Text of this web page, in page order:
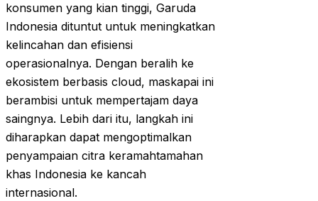
konsumen yang kian tinggi, Garuda
Indonesia dituntut untuk meningkatkan
kelincahan dan efisiensi
operasionalnya. Dengan beralih ke
ekosistem berbasis cloud, maskapai ini
berambisi untuk mempertajam daya
saingnya. Lebih dari itu, langkah ini
diharapkan dapat mengoptimalkan
penyampaian citra keramahtamahan
khas Indonesia ke kancah
internasional.